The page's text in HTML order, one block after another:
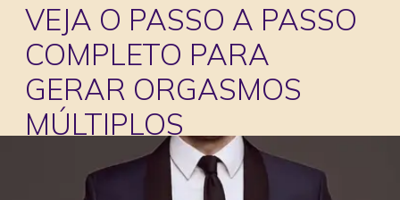
VEJA O PASSO A PASSO
COMPLETO PARA
GERAR ORGASMOS
MÚLTIPLOS